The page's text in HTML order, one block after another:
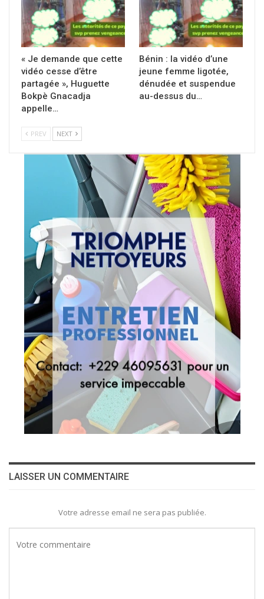
« Je demande que cette
vidéo cesse d’être
partagée », Huguette
Bokpè Gnacadja
appelle…
Bénin : la vidéo d’une
jeune femme ligotée,
dénudée et suspendue
au-dessus du…
PREV NEXT
LAISSER UN COMMENTAIRE
Votre adresse email ne sera pas publiée.